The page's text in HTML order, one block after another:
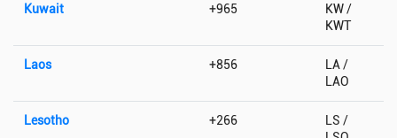
Kuwait +965
KW /
KWT
Laos +856
LA /
LAO
Lesotho +266
LS /